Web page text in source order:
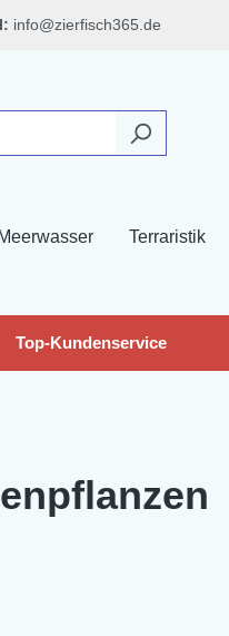
info@zierfisch365.de
Meerwasser Terraristik
Top-Kundenservice